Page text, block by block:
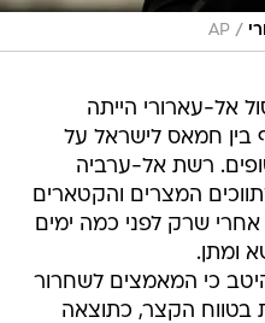
/
AP
אל-עארורי הייתה
בין חמאס לישראל על
רשת אל-ערביה
המצרים והקטארים
שרק לפני כמה ימים
ומתן.
כי המאמצים לשחרור
בטווח הקצר, כתוצאה